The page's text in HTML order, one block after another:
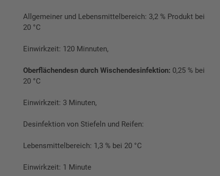
Allgemeiner und Lebensmittelbereich: 3,2 % Produkt bei
20 °C
Einwirkzeit: 120 Minnuten,
Oberflächendesn durch Wischendesinfektion: 0,25 % bei
20 °C
Einwirkzeit: 3 Minuten,
Desinfektion von Stiefeln und Reifen:
Lebensmittelbereich: 1,3 % bei 20 °C
Einwirkzeit: 1 Minute